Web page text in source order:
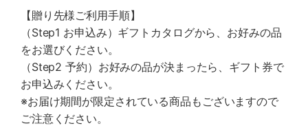
【贈り先様ご利用手順】
（Step1 お申込み）ギフトカタログから、お好みの品
をお選びください。
（Step2 予約）お好みの品が決まったら、ギフト券で
お申込みください。
※お届け期間が限定されている商品もございますので
ご注意ください。